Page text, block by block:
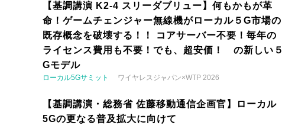
【基調講演 K2-4 スリーダブリュー】何もかもが革
命！ゲームチェンジャー無線機がローカル５G市場の
既存概念を破壊する！！ コアサーバー不要！毎年の
ライセンス費用も不要！でも、超安価！ の新しい５
Gモデル
ローカル5Gサミット ワイヤレスジャパン×WTP 2026
【基調講演・総務省 佐藤移動通信企画官】ローカル
5Gの更なる普及拡大に向けて